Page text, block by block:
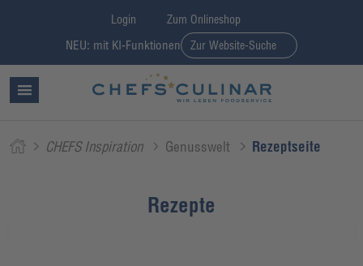
Login Zum Onlineshop
NEU: mit KI-Funktionen Zur Website-Suche
CHEFS Inspiration Genusswelt Rezeptseite
Rezepte